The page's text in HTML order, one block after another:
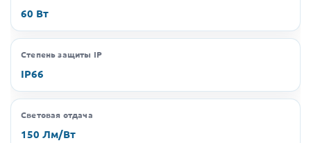
60 Вт
Степень защиты IP
IP66
Световая отдача
150 Лм/Вт